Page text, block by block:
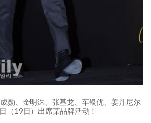
成勋、金明洙、张基龙、车银优、姜丹尼尔
（19日）出席某品牌活动！